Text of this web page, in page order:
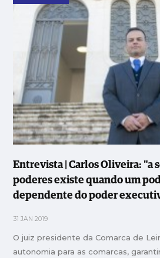
Entrevista | Carlos Oliveira: "a
poderes existe quando um
dependente do poder
31 JAN 2019
O juiz presidente da Comarca de
autonomia para as comarcas,